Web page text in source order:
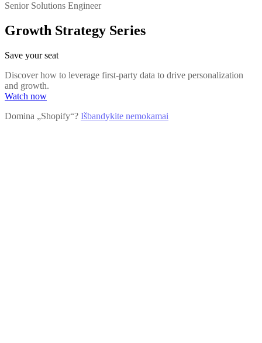
Senior Solutions Engineer
Growth Strategy Series
Save your seat
Discover how to leverage first-party data to drive personalization
and growth.
Watch now
Domina „Shopify“? Išbandykite nemokamai